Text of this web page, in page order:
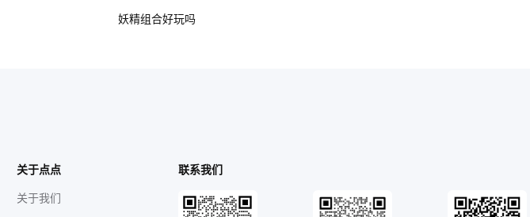
妖精组合好玩吗
关于点点
关于我们
联系我们